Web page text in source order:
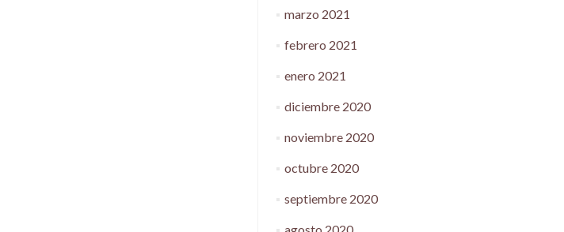
marzo 2021
febrero 2021
enero 2021
diciembre 2020
noviembre 2020
octubre 2020
septiembre 2020